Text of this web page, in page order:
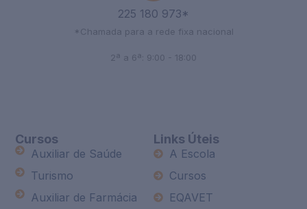
Links Úteis
A Escola
Cursos
EQAVET
Cursos
Auxiliar de Saúde
Turismo
Auxiliar de Farmácia
225 180 973*
*Chamada para a rede fixa nacional
2ª a 6ª: 9:00 - 18:00